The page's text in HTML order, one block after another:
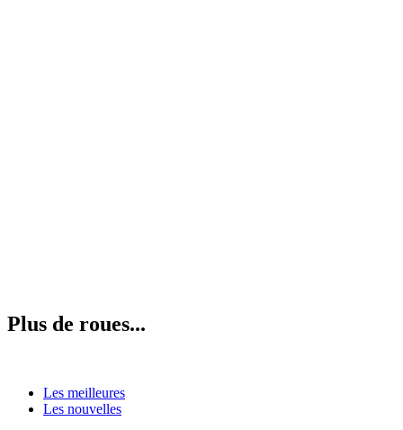
Plus de roues...
Les meilleures
Les nouvelles